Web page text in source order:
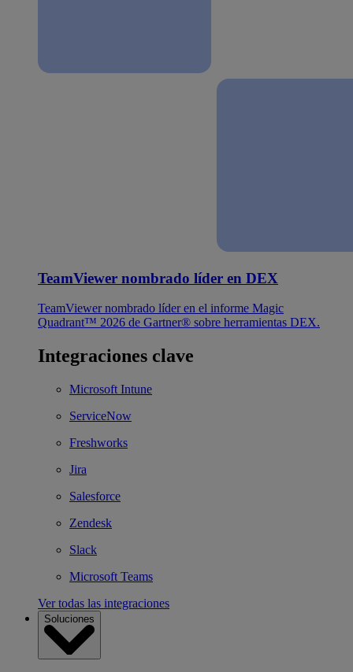
TeamViewer nombrado líder en DEX
TeamViewer nombrado líder en el informe Magic
Quadrant™ 2026 de Gartner® sobre herramientas DEX.
Integraciones clave
Microsoft Intune
ServiceNow
Freshworks
Jira
Salesforce
Zendesk
Slack
Microsoft Teams
Ver todas las integraciones
Soluciones